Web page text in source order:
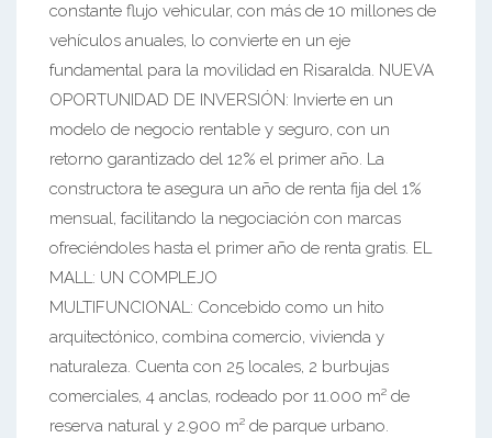
constante flujo vehicular, con más de 10 millones de
vehículos anuales, lo convierte en un eje
fundamental para la movilidad en Risaralda. NUEVA
OPORTUNIDAD DE INVERSIÓN: Invierte en un
modelo de negocio rentable y seguro, con un
retorno garantizado del 12% el primer año. La
constructora te asegura un año de renta fija del 1%
mensual, facilitando la negociación con marcas
ofreciéndoles hasta el primer año de renta gratis. EL
MALL: UN COMPLEJO
MULTIFUNCIONAL: Concebido como un hito
arquitectónico, combina comercio, vivienda y
naturaleza. Cuenta con 25 locales, 2 burbujas
comerciales, 4 anclas, rodeado por 11.000 m² de
reserva natural y 2.900 m² de parque urbano.